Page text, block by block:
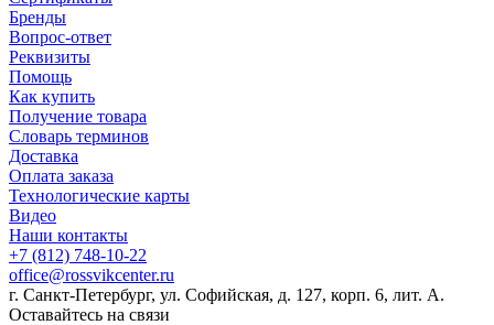
Бренды
Вопрос-ответ
Реквизиты
Помощь
Как купить
Получение товара
Словарь терминов
Доставка
Оплата заказа
Технологические карты
Видео
Наши контакты
+7 (812) 748-10-22
office@rossvikcenter.ru
г. Санкт-Петербург, ул. Софийская, д. 127, корп. 6, лит. А.
Оставайтесь на связи